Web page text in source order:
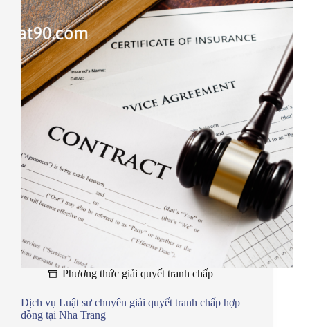
Phương thức giải quyết tranh chấp
Dịch vụ Luật sư chuyên giải quyết tranh chấp hợp
đồng tại Nha Trang